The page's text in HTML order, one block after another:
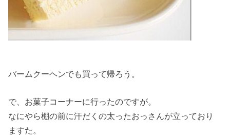
バームクーヘンでも買って帰ろう。
で、お菓子コーナーに行ったのですが。
なにやら棚の前に汗だくの太ったおっさんが立っており
ますた。